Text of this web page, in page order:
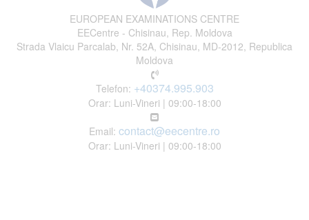
EUROPEAN EXAMINATIONS CENTRE
EECentre - Chisinau, Rep. Moldova
Strada Vlaicu Parcalab, Nr. 52A, Chisinau, MD-2012, Republica
Moldova
Telefon: +40374.995.903
Orar: Luni-Vineri | 09:00-18:00
Email: contact@eecentre.ro
Orar: Luni-Vineri | 09:00-18:00